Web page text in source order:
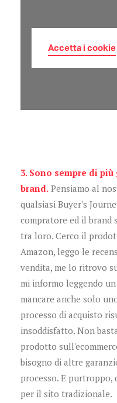
Accetta i cookie
3. Sono sempre di
brand. Pensiamo al
qualsiasi Buyer's
compratore ed il brand
tra loro. Cerco il
Amazon, leggo le
vendita, me lo ritrovo
mi informo leggendo
mancare anche solo
processo di acquisto
insoddisfatto. Non
prodotto
bisogno di altre
processo. E purtroppo,
per il sito tradizionale.